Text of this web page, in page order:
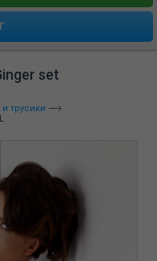
set
трусики